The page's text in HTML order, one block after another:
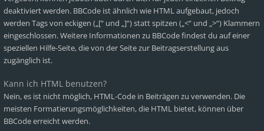
deaktiviert werden. BBCode ist ähnlich wie HTML aufgebaut, jedoch
werden Tags von eckigen („[“ und „]“) statt spitzen („<“ und „>“) Klammern
eingeschlossen. Weitere Informationen zu BBCode findest du auf einer
speziellen Hilfe-Seite, die von der Seite zur Beitragserstellung aus
zugänglich ist.
Kann ich HTML benutzen?
Nein, es ist nicht möglich, HTML-Code in Beiträgen zu verwenden. Die
meisten Formatierungsmöglichkeiten, die HTML bietet, können über
BBCode erreicht werden.